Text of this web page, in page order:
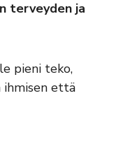
terveyden ja
pieni teko,
ihmisen että